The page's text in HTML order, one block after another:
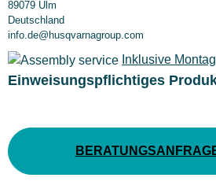
89079 Ulm
Deutschland
info.de@husqvarnagroup.com
Inklusive
Einweisungspflichtiges